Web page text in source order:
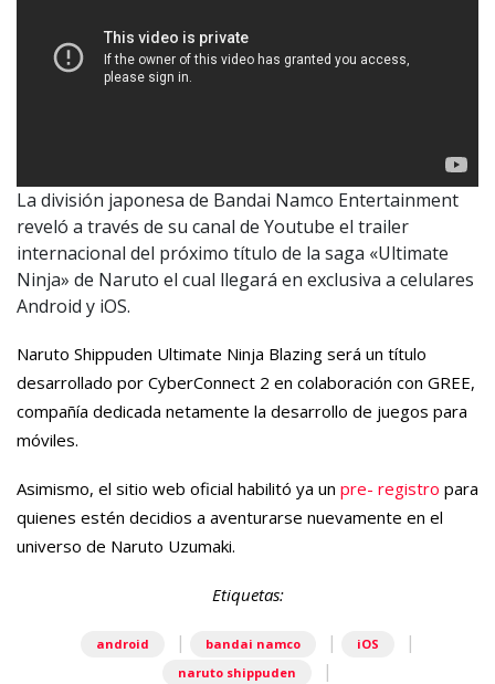
La división japonesa de Bandai Namco Entertainment
reveló a través de su canal de Youtube el trailer
internacional del próximo título de la saga «Ultimate
Ninja» de Naruto el cual llegará en exclusiva a celulares
Android y iOS.
Naruto Shippuden Ultimate Ninja Blazing será un título
desarrollado por CyberConnect 2 en colaboración con GREE,
compañía dedicada netamente la desarrollo de juegos para
móviles.
Asimismo, el sitio web oficial habilitó ya un pre- registro para
quienes estén decidios a aventurarse nuevamente en el
universo de Naruto Uzumaki.
Etiquetas:
android | bandai namco | iOS |
naruto shippuden |